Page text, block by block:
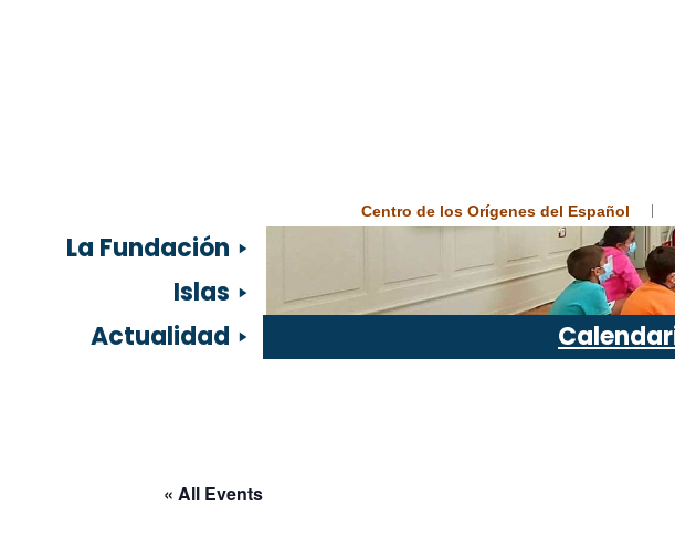
Centro de los Orígenes del Español
La Fundación
Islas
Actualidad
« All Events